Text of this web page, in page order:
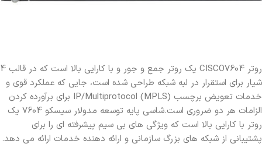
روتر CISCO7604 یک روتر جمع و جور و با کارایی بالا است که در قالب 4
شیار برای استقرار در لبه شبکه طراحی شده است، جایی که عملکرد قوی و
خدمات تعویض برچسب IP/Multiprotocol (MPLS) برای برآورده کردن
الزامات هر دو ضروری است.شاسی پایه توسعه مدولار سیسکو 7604 یک
روتر با کارایی بالا است که ویژگی های بی سیم پیشرفته ای را برای
پشتیبانی از شبکه های بزرگ سازمانی و ارائه دهنده خدمات ارائه می دهد.